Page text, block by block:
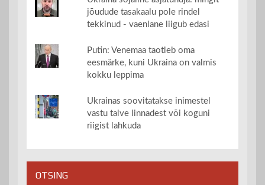
jõudude tasakaalu pole rindel
tekkinud - vaenlane liigub edasi
Putin: Venemaa taotleb oma
eesmärke, kuni Ukraina on valmis
kokku leppima
Ukrainas soovitatakse inimestel
vastu talve linnadest või koguni
riigist lahkuda
OTSING